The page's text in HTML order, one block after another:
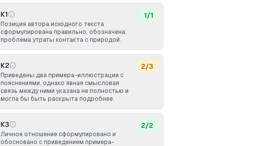
К1
Позиция автора исходного текста
сформулирована правильно, обозначена
проблема утраты контакта с природой.
1/1
К2
Приведены два примера-иллюстрации с
пояснениями, однако явная смысловая
связь между ними указана не полностью и
могла бы быть раскрыта подробнее.
2/3
К3
Личное отношение сформулировано и
обосновано с приведением примера-
2/2